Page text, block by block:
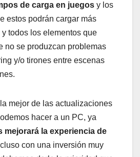
de carga en juegos y los
estos podrán cargar más
todos los elementos que
no se produzcan problemas
y/o tirones entre escenas
mejor de las actualizaciones
hacer a un PC, ya
mejorará la experiencia de
con una inversión muy